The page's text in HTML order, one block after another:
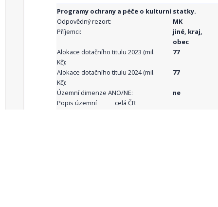
Programy ochrany a péče o kulturní statky.
Odpovědný rezort:
MK
Příjemci:
jiné, kraj,
obec
Alokace dotačního titulu 2023 (mil.
Kč):
77
Alokace dotačního titulu 2024 (mil.
Kč):
77
Územní dimenze ANO/NE:
ne
Popis územní
celá ČR